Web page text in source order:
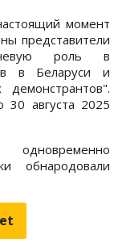
момент
представители
роль в
в Беларуси и
августа 2025
обнародовали